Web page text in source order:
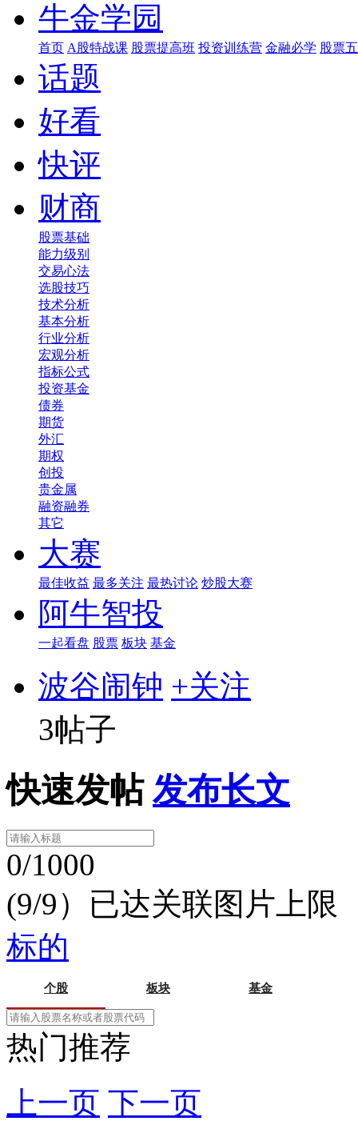
牛金学园
首页 A股特战课 股票提高班 投资训练营 金融必学 股票
话题
好看
快评
财商
股票基础
能力级别
交易心法
选股技巧
技术分析
基本分析
行业分析
宏观分析
指标公式
投资基金
债券
期货
外汇
期权
创投
贵金属
融资融券
其它
大赛
最佳收益 最多关注 最热讨论 炒股大赛
阿牛智投
一起看盘 股票 板块 基金
波谷闹钟 +关注
3帖子
快速发帖 发布长文
0/1000
(9/9）已达关联图片上限
标的
个股 板块 基金
热门推荐
上一页 下一页